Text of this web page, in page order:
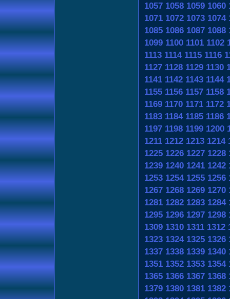
1057 1058 1059 1060
1071 1072 1073 1074
1085 1086 1087 1088
1099 1100 1101 1102
1113 1114 1115 1116
1127 1128 1129 1130
1141 1142 1143 1144
1155 1156 1157 1158
1169 1170 1171 1172
1183 1184 1185 1186
1197 1198 1199 1200
1211 1212 1213 1214
1225 1226 1227 1228
1239 1240 1241 1242
1253 1254 1255 1256
1267 1268 1269 1270
1281 1282 1283 1284
1295 1296 1297 1298
1309 1310 1311 1312
1323 1324 1325 1326
1337 1338 1339 1340
1351 1352 1353 1354
1365 1366 1367 1368
1379 1380 1381 1382